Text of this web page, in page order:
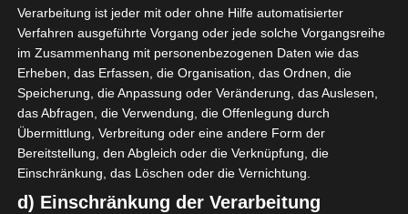
TORE
Elfmetertor
H. Jelassi
9'
18'
Tor
B. El Hmidi
Tor
Y. Becha
AUFSTELLUNGEN
Verarbeitung ist jeder mit oder ohne Hilfe automatisierter
Verfahren ausgeführte Vorgang oder jede solche Vorgangsreihe
im Zusammenhang mit personenbezogenen Daten wie das
Erheben, das Erfassen, die Organisation, das Ordnen, die
Speicherung, die Anpassung oder Veränderung, das Auslesen,
das Abfragen, die Verwendung, die Offenlegung durch
Übermittlung, Verbreitung oder eine andere Form der
Bereitstellung, den Abgleich oder die Verknüpfung, die
Einschränkung, das Löschen oder die Vernichtung.
d) Einschränkung der Verarbeitung